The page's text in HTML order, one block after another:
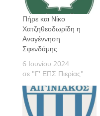
Πήρε και Νίκο
Χατζηθεοδωρίδη η
Αναγέννηση
Σφενδάμης
6 Ιουνίου 2024
σε "Γ' ΕΠΣ Πιερίας"